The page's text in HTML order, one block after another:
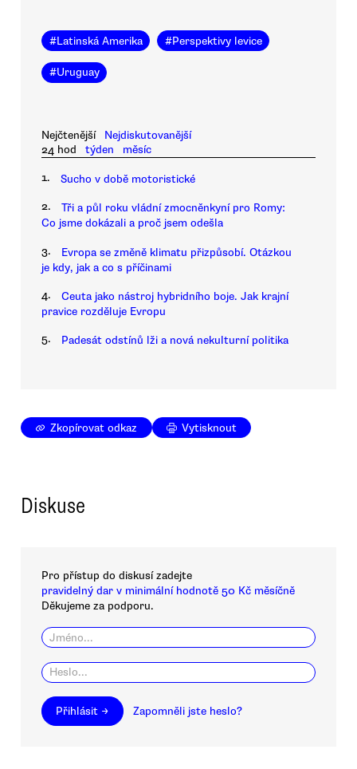
#Latinská Amerika #Perspektivy levice
#Uruguay
Nejčtenější
Nejdiskutovanější
24 hod
týden měsíc
1. Sucho v době motoristické
2.
Tři a půl roku vládní zmocněnkyní pro Romy:
Co jsme dokázali a proč jsem odešla
3.
Evropa se změně klimatu přizpůsobí. Otázkou
je kdy, jak a co s příčinami
4.
Ceuta jako nástroj hybridního boje. Jak krajní
pravice rozděluje Evropu
5. Padesát odstínů lži a nová nekulturní politika
Zkopírovat odkaz Vytisknout
Diskuse
Pro přístup do diskusí zadejte
pravidelný dar v minimální hodnotě 50 Kč měsíčně
Děkujeme za podporu.
Přihlásit → Zapomněli jste heslo?